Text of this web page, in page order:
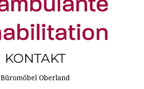
KONTAKT
Büromöbel Oberland